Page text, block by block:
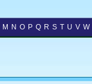
M N O P Q R S T U V W